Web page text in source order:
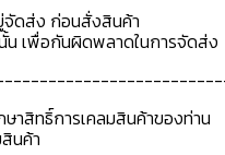
จัดส่ง ก่อนสั่งสินค้า
น เพื่อกันผิดพลาดในการจัดส่ง
สิทธิ์การเคลมสินค้าของท่าน
นค้า